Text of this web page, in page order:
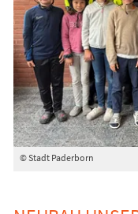
© Stadt Paderborn